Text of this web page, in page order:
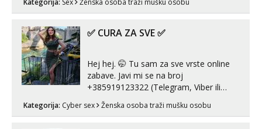
zadovoljiti moje potrebe,ne trazim puno
volim njezan seks i njezne poljupce po
Kategorija: Sex Ženska osoba traži mušku osobu
✅ CURA ZA SVE ✅
Hej hej. 🤭 Tu sam za sve vrste online
zabave. Javi mi se na broj
+385919123322 (Telegram, Viber ili
Whatsapp). 🤙 NE javljaj se na uzivo.
Hvala.
Kategorija: Cyber sex Ženska osoba traži mušku osobu